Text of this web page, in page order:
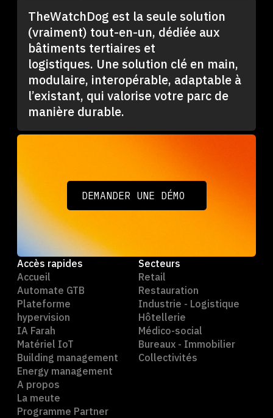
TheWatchDog est la seule solution
(vraiment) tout-en-un, dédiée aux
bâtiments tertiaires et
logistiques. Une solution clé en main,
modulaire, interopérable, adaptable à
l’existant, qui valorise votre parc de
manière durable.
DEMANDER UNE DÉMO
DEMANDER UNE DÉMO
Accès rapides
Accueil
Automate GTB
Plateforme
hypervision
IA Farah
Matériel IoT
Building management
Energy management
A propos
La meute
Programme Partner
Secteurs
Retail
Restauration
Industrie - Logistique
Hôtellerie
Médico-social
Bureaux - Immobilier
Collectivités